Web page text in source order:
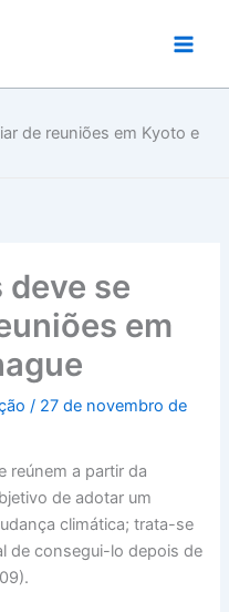
de reuniões em Kyoto e
deve se
em
/ 27 de novembro de
reúnem a partir da
de adotar um
climática; trata-se
de consegui-lo depois de